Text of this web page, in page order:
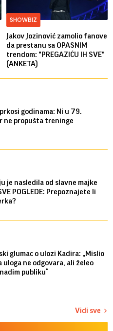
SHOWBIZ
Jakov Jozinović zamolio fanove
da prestanu sa OPASNIM
trendom: "PREGAZIĆU IH SVE"
(ANKETA)
godinama: Ni u 79.
ne propušta treninge
je nasledila od slavne majke
POGLEDE: Prepoznajete li
glumac o ulozi Kadira: „Mislio
uloga ne odgovara, ali želeo
publiku“
Vidi sve